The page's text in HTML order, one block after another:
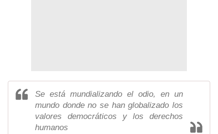
Se está mundializando el odio, en un
mundo donde no se han globalizado los
valores democráticos y los derechos
humanos